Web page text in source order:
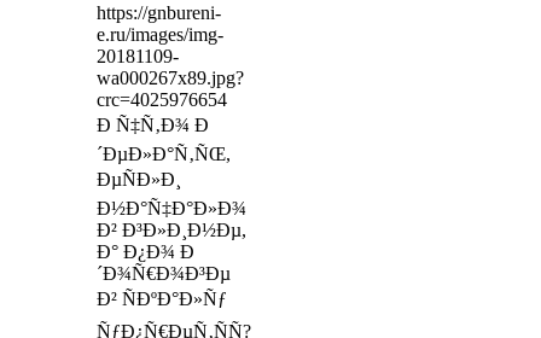
https://gnbureni-
e.ru/images/img-
20181109-
wa000267x89.jpg?
crc=4025976654
Ð Ñ‡Ñ‚Ð¾ Ð
´ÐµÐ»Ð°Ñ‚ÑŒ,
ÐµÑÐ»Ð¸
Ð½Ð°Ñ‡Ð°Ð»Ð¾
Ð² Ð³Ð»Ð¸Ð½Ðµ,
Ð° Ð¿Ð¾ Ð
´Ð¾Ñ€Ð¾Ð³Ðµ
Ð² ÑÐºÐ°Ð»Ñƒ
ÑƒÐ¿Ñ€ÐµÑ‚ÑÑ?